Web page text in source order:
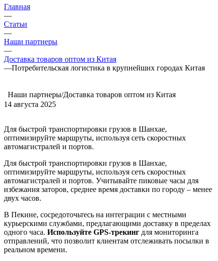
Главная
—
Статьи
—
Наши партнеры
—
Доставка товаров оптом из Китая
—Потребительская логистика в крупнейших городах Китая
Наши партнеры/Доставка товаров оптом из Китая
14 августа 2025
Для быстрой транспортировки грузов в Шанхае,
оптимизируйте маршруты, используя сеть скоростных
автомагистралей и портов.
Для быстрой транспортировки грузов в Шанхае,
оптимизируйте маршруты, используя сеть скоростных
автомагистралей и портов. Учитывайте пиковые часы для
избежания заторов, среднее время доставки по городу – менее
двух часов.
В Пекине, сосредоточьтесь на интеграции с местными
курьерскими службами, предлагающими доставку в пределах
одного часа. Используйте GPS-трекинг для мониторинга
отправлений, что позволит клиентам отслеживать посылки в
реальном времени.